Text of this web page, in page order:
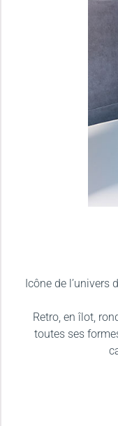
Icône de l’univers
Retro, en îlot,
toutes ses